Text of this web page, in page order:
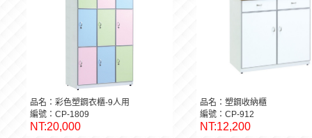
品名：彩色塑鋼衣櫃-9人用
編號：CP-1809
NT:20,000
品名：塑鋼收納櫃
編號：CP-912
NT:12,200